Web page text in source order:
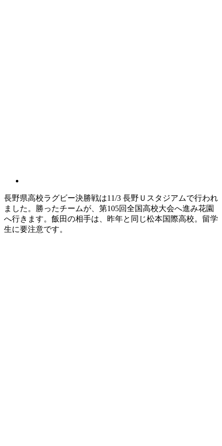
長野県高校ラグビー決勝戦は11/3 長野Ｕスタジアムで行われ
ました。勝ったチームが、第105回全国高校大会へ進み花園
へ行きます。飯田の相手は、昨年と同じ松本国際高校。留学
生に要注意です。